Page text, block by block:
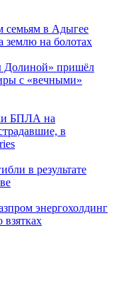
семьям в Адыгее
землю на болотах
Долиной» пришёл
с «вечными»
БПЛА на
в
в результате
энергохолдинг
взятках